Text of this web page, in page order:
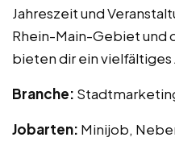
Jahreszeit und
Rhein-Main-Gebiet und
bieten dir ein
Branche:
Jobarten: Minijob,